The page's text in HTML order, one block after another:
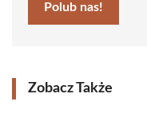
Polub nas!
Zobacz Także